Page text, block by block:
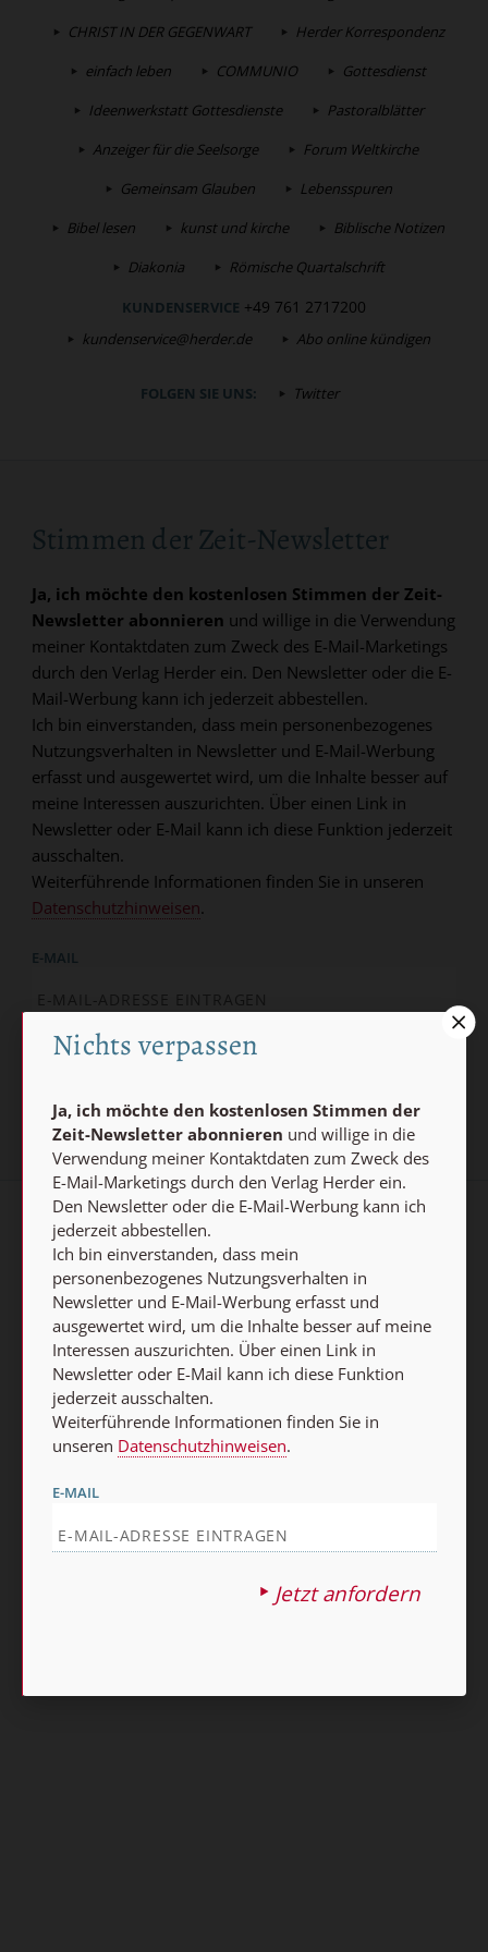
CHRIST IN DER GEGENWART
Herder Korrespondenz
einfach leben
COMMUNIO
Gottesdienst
Ideenwerkstatt Gottesdienste
Pastoralblätter
Anzeiger für die Seelsorge
Forum Weltkirche
Gemeinsam Glauben
Lebensspuren
Bibel lesen
kunst und kirche
Biblische Notizen
Diakonia
Römische Quartalschrift
KUNDENSERVICE +49 761 2717200
kundenservice@herder.de Abo online kündigen
FOLGEN SIE UNS: Twitter
Stimmen der Zeit-Newsletter
Ja, ich möchte den kostenlosen Stimmen der Zeit-
Newsletter abonnieren und willige in die Verwendung
meiner Kontaktdaten zum Zweck des E-Mail-Marketings
durch den Verlag Herder ein. Den Newsletter oder die E-
Mail-Werbung kann ich jederzeit abbestellen.
Ich bin einverstanden, dass mein personenbezogenes
Nutzungsverhalten in Newsletter und E-Mail-Werbung
erfasst und ausgewertet wird, um die Inhalte besser auf
meine Interessen auszurichten. Über einen Link in
Newsletter oder E-Mail kann ich diese Funktion jederzeit
ausschalten.
Weiterführende Informationen finden Sie in unseren
Datenschutzhinweisen.
E-MAIL
AGB und Widerrufsbelehrung
Barrierefreiheit Impressum
Vertrag widerrufen
Abo online kündigen
Nichts verpassen
Ja, ich möchte den kostenlosen Stimmen der
Zeit-Newsletter abonnieren und willige in die
Verwendung meiner Kontaktdaten zum Zweck des
E-Mail-Marketings durch den Verlag Herder ein.
Den Newsletter oder die E-Mail-Werbung kann ich
jederzeit abbestellen.
Ich bin einverstanden, dass mein
personenbezogenes Nutzungsverhalten in
Newsletter und E-Mail-Werbung erfasst und
ausgewertet wird, um die Inhalte besser auf meine
Interessen auszurichten. Über einen Link in
Newsletter oder E-Mail kann ich diese Funktion
jederzeit ausschalten.
Weiterführende Informationen finden Sie in
unseren Datenschutzhinweisen.
E-MAIL
Jetzt anfordern